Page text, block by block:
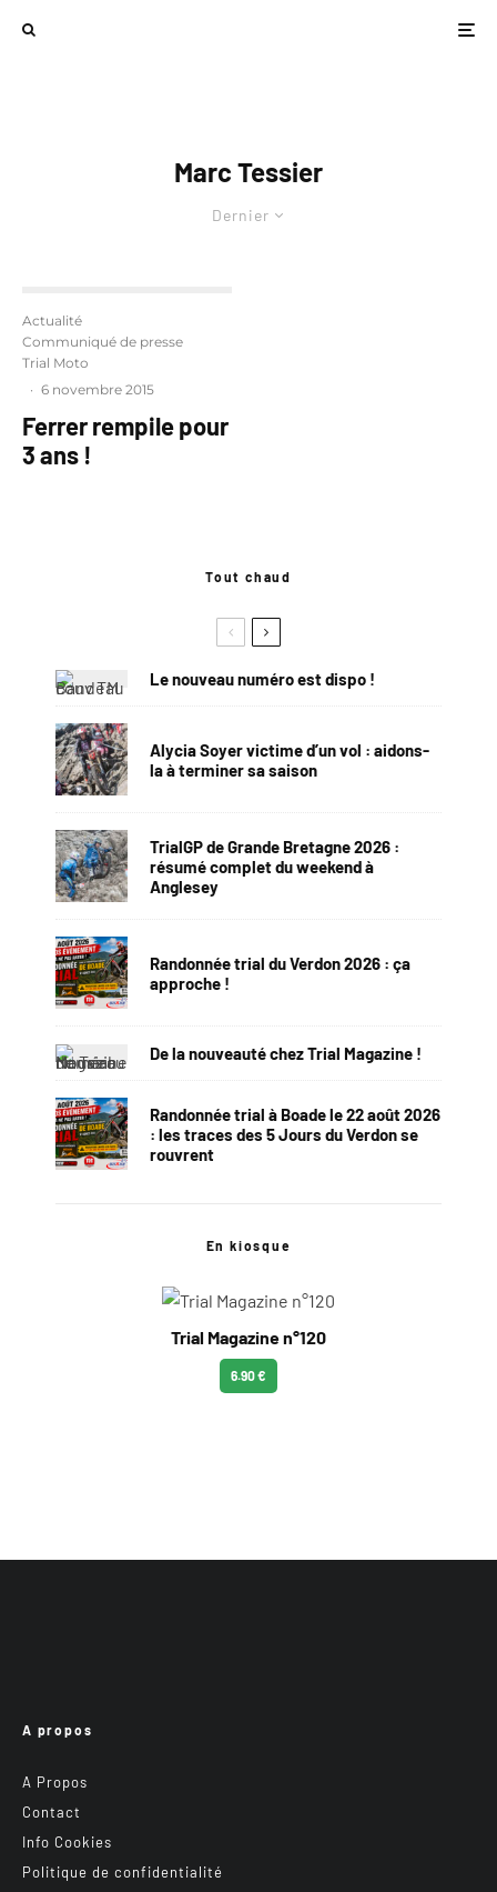
Marc Tessier
Dernier
Actualité
Communiqué de presse
Trial Moto
· 6 novembre 2015
Ferrer rempile pour
3 ans !
Tout chaud
Le nouveau numéro est dispo !
Alycia Soyer victime d’un vol : aidons-
la à terminer sa saison
TrialGP de Grande Bretagne 2026 :
résumé complet du weekend à
Anglesey
Randonnée trial du Verdon 2026 : ça
approche !
De la nouveauté chez Trial Magazine !
Randonnée trial à Boade le 22 août 2026
: les traces des 5 Jours du Verdon se
rouvrent
En kiosque
Trial Magazine n°120
6.90 €
A propos
A Propos
Contact
Info Cookies
Politique de confidentialité